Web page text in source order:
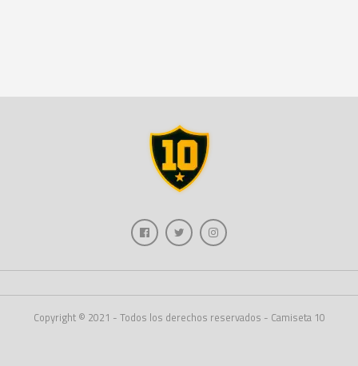
Copyright © 2021 - Todos los derechos reservados - Camiseta 10